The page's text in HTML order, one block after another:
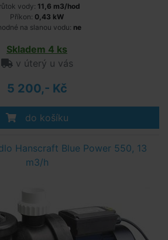
vody: 11,6 m3/hod
Příkon: 0,43 kW
na slanou vodu: ne
Skladem 4 ks
v úterý u vás
5 200,- Kč
do košíku
Hanscraft Blue Power 550, 13
m3/h